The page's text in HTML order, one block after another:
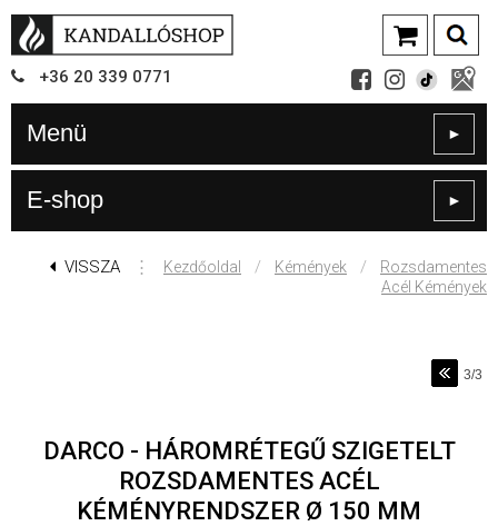
+36 20 339 0771
Menü ►
E-shop ►
VISSZA ⋮ Kezdőoldal / Kémények /
Rozsdamentes
Acél Kémények
3/3
DARCO - HÁROMRÉTEGŰ SZIGETELT
ROZSDAMENTES ACÉL
KÉMÉNYRENDSZER Ø 150 MM